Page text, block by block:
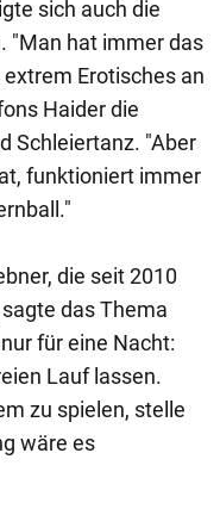
sich auch die
"Man hat immer das
Erotisches an
Haider die
Schleiertanz. "Aber
funktioniert immer
die seit 2010
das Thema
für eine Nacht:
Lauf lassen.
zu spielen, stelle
wäre es